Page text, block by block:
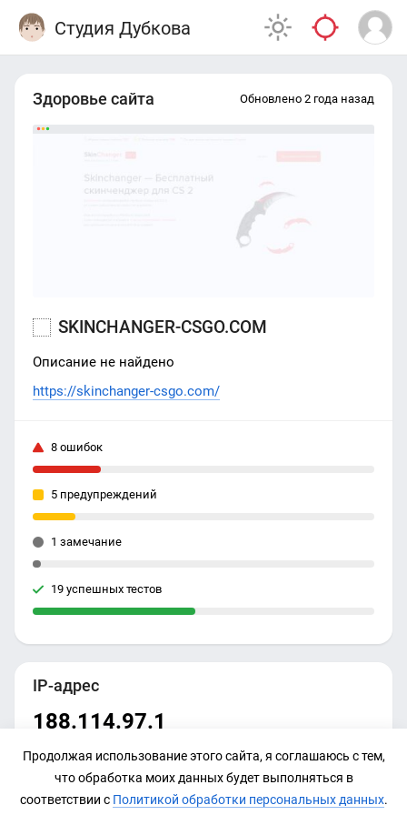
Студия Дубкова
IP-адрес
188.114.97.1
Здоровье сайта Обновлено 2 года назад
SKINCHANGER-CSGO.COM
Описание не найдено
https://skinchanger-csgo.com/
8 ошибок
5 предупреждений
1 замечание
19 успешных тестов
Продолжая использование этого сайта, я соглашаюсь с тем,
что обработка моих данных будет выполняться в
соответствии с Политикой обработки персональных данных.